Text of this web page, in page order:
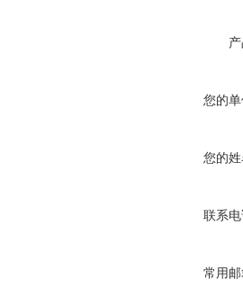
您的
您的
联系
常用